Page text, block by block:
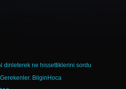
dinleterek ne hissettiklerini sordu
BilginHoca